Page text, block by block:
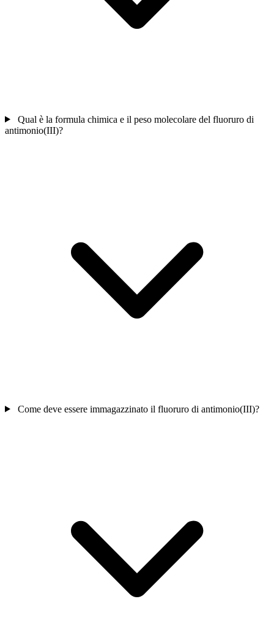
Qual è la formula chimica e il peso molecolare del fluoruro di
antimonio(III)?
Come deve essere immagazzinato il fluoruro di antimonio(III)?